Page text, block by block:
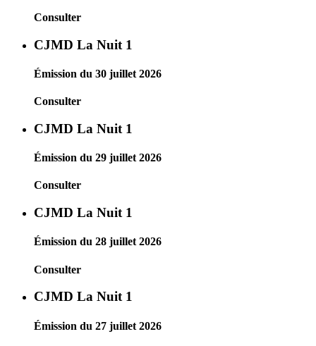
Consulter
CJMD La Nuit 1
Émission du 30 juillet 2026
Consulter
CJMD La Nuit 1
Émission du 29 juillet 2026
Consulter
CJMD La Nuit 1
Émission du 28 juillet 2026
Consulter
CJMD La Nuit 1
Émission du 27 juillet 2026